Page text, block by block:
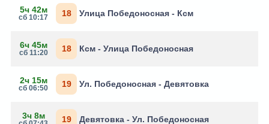
5ч 42м
сб 10:17 18 Улица Победоносная - Ксм
6ч 45м
сб 11:20 18 Ксм - Улица Победоносная
2ч 15м
сб 06:50 19 Ул. Победоносная - Девятовка
3ч 8м 19 Девятовка - Ул. Победоносная